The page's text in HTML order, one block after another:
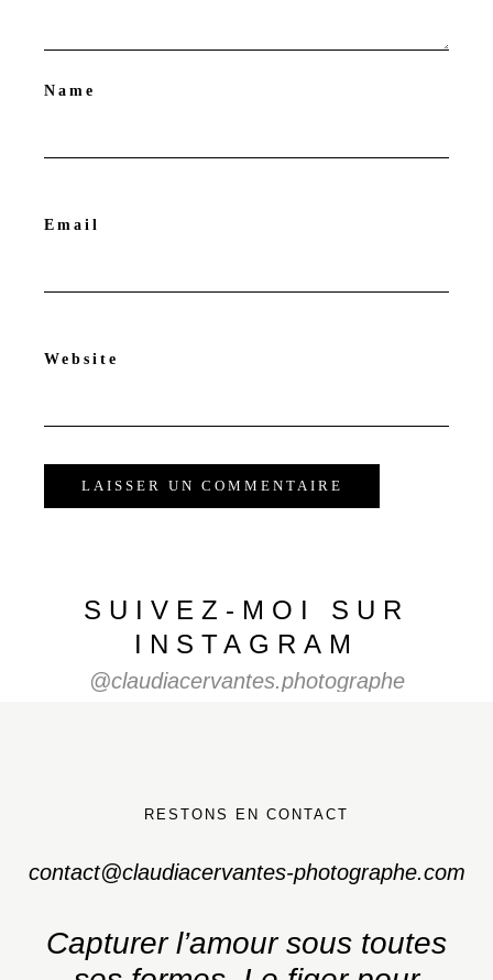
Name
Email
Website
SUIVEZ-MOI SUR
INSTAGRAM
@claudiacervantes.photographe
RESTONS EN CONTACT
contact@claudiacervantes-photographe.com
Capturer l’amour sous toutes